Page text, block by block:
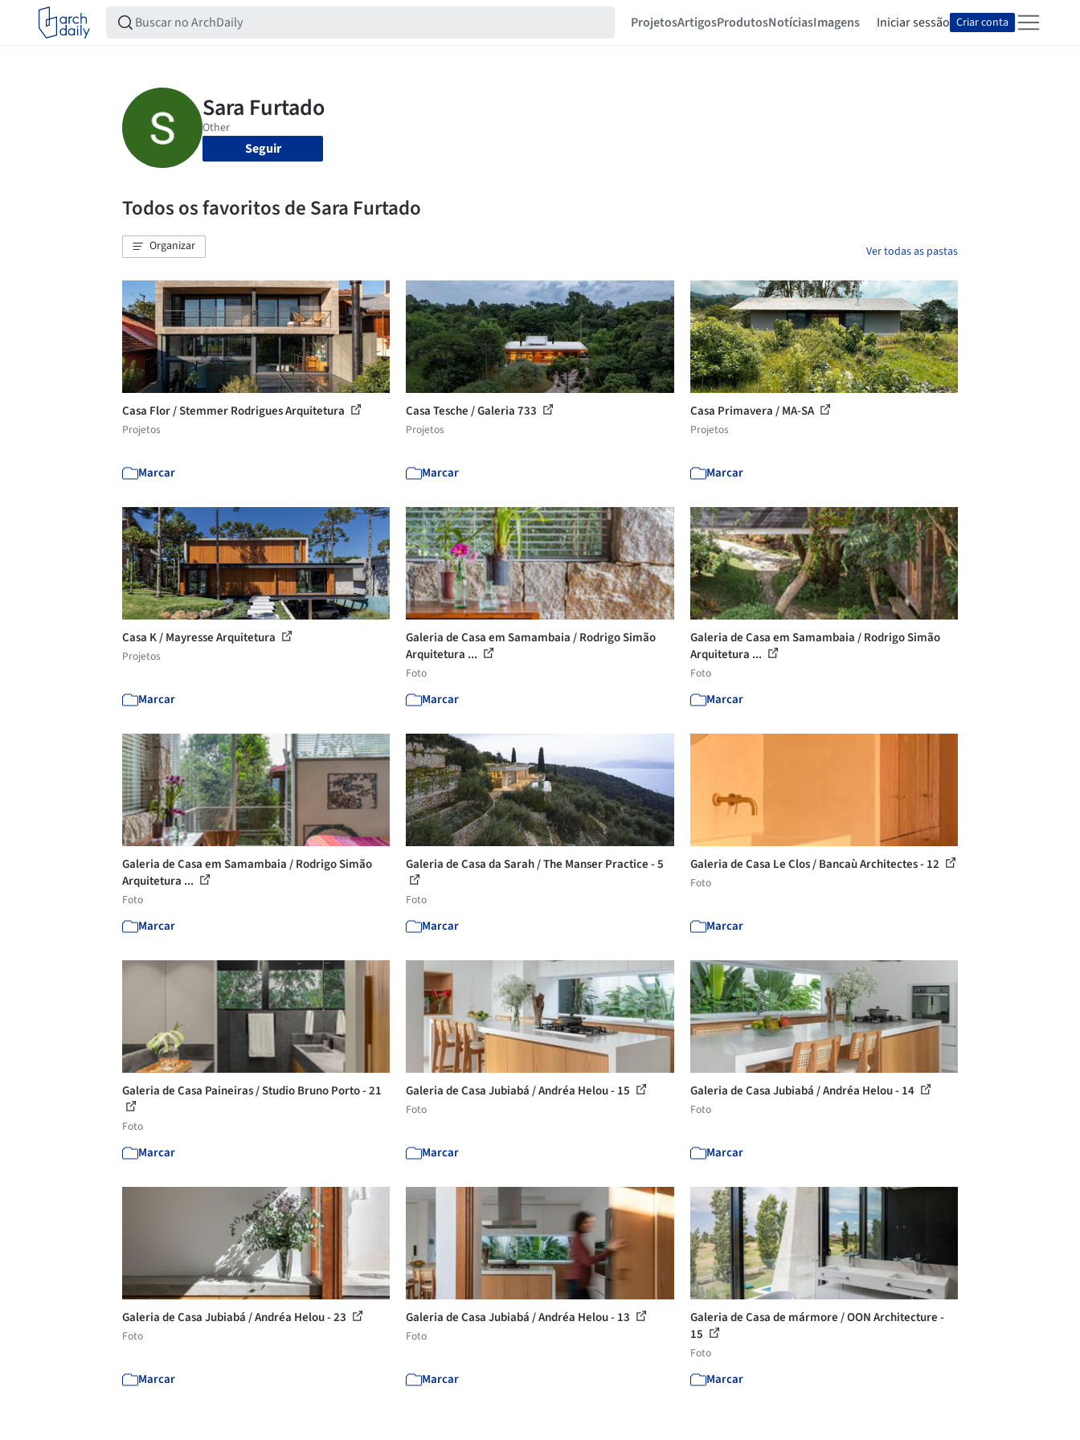
ProjetosArtigosProdutosNotíciasImagens Iniciar sessão Criar conta
Seguir
Todos os favoritos de Sara Furtado
Organizar Ver todas as pastas
Casa Flor / Stemmer Rodrigues Arquitetura
Projetos
Marcar
Casa Tesche / Galeria 733
Projetos
Marcar
Casa Primavera / MA-SA
Projetos
Marcar
Casa K / Mayresse Arquitetura
Projetos
Marcar
Galeria de Casa em Samambaia / Rodrigo Simão
Arquitetura ...
Foto
Marcar
Galeria de Casa em Samambaia / Rodrigo Simão
Arquitetura ...
Foto
Marcar
Galeria de Casa em Samambaia / Rodrigo Simão
Arquitetura ...
Foto
Marcar
Galeria de Casa da Sarah / The Manser Practice - 5
Foto
Marcar
Galeria de Casa Le Clos / Bancaù Architectes - 12
Foto
Marcar
Galeria de Casa Paineiras / Studio Bruno Porto - 21
Foto
Marcar
Galeria de Casa Jubiabá / Andréa Helou - 15
Foto
Marcar
Galeria de Casa Jubiabá / Andréa Helou - 14
Foto
Marcar
Galeria de Casa Jubiabá / Andréa Helou - 23
Foto
Marcar
Galeria de Casa Jubiabá / Andréa Helou - 13
Foto
Marcar
Galeria de Casa de mármore / OON Architecture -
15
Foto
Marcar